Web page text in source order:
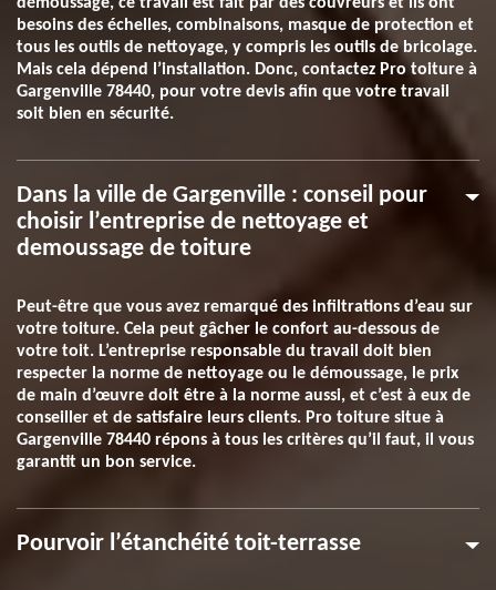
besoins des échelles, combinaisons, masque de protection et
tous les outils de nettoyage, y compris les outils de bricolage.
Mais cela dépend l’installation. Donc, contactez Pro toiture à
Gargenville 78440, pour votre devis afin que votre travail
soit bien en sécurité.
Dans la ville de Gargenville : conseil pour
choisir l’entreprise de nettoyage et
demoussage de toiture
Peut-être que vous avez remarqué des infiltrations d’eau sur
votre toiture. Cela peut gâcher le confort au-dessous de
votre toit. L’entreprise responsable du travail doit bien
respecter la norme de nettoyage ou le démoussage, le prix
de main d’œuvre doit être à la norme aussi, et c’est à eux de
conseiller et de satisfaire leurs clients. Pro toiture situe à
Gargenville 78440 répons à tous les critères qu’il faut, il vous
garantit un bon service.
Pourvoir l’étanchéité toit-terrasse